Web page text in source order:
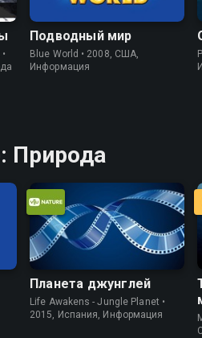
Подводный мир
Blue World • 2008, США,
Информация
Природа
Планета джунглей
Life Awakens - Jungle Planet •
2015, Испания, Информация